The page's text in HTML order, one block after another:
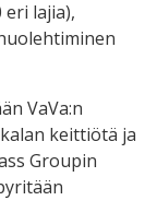
lajia),
VaVa:n
keittiötä ja
Groupin